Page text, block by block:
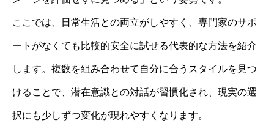
ここでは、日常生活との両立がしやすく、専門家のサポ
ートがなくても比較的安全に試せる代表的な方法を紹介
します。複数を組み合わせて自分に合うスタイルを見つ
けることで、潜在意識との対話が習慣化され、現実の選
択にも少しずつ変化が現れやすくなります。